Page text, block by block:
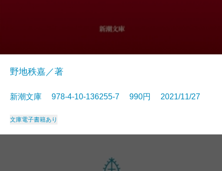
野地秩嘉／著
新潮文庫 978-4-10-136255-7 990円 2021/11/27
文庫電子書籍あり